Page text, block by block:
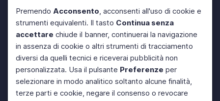
Premendo Acconsento, acconsenti all'uso di cookie e
strumenti equivalenti. Il tasto Continua senza
accettare chiude il banner, continuerai la navigazione
in assenza di cookie o altri strumenti di tracciamento
diversi da quelli tecnici e riceverai pubblicità non
personalizzata. Usa il pulsante Preferenze per
selezionare in modo analitico soltanto alcune finalità,
terze parti e cookie, negare il consenso o revocare